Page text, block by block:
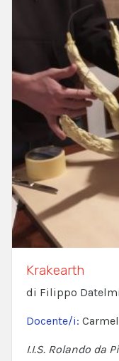
Krakearth
di Filippo
Docente/i:
I.I.S. Rolando da